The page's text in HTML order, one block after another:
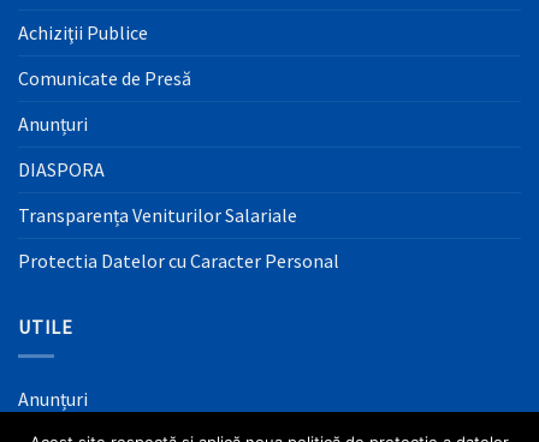
Achiziţii Publice
Comunicate de Presă
Anunțuri
DIASPORA
Transparența Veniturilor Salariale
Protectia Datelor cu Caracter Personal
UTILE
Anunțuri